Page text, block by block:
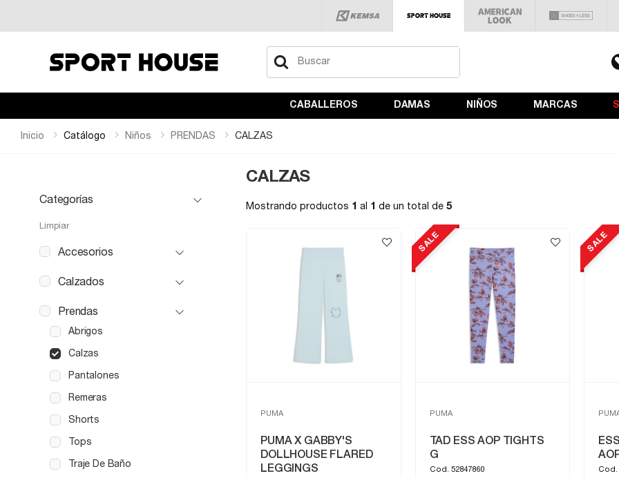
Buscar
CABALLEROS DAMAS NIÑOS MARCAS
Inicio Catálogo Niños PRENDAS CALZAS
CALZAS
Mostrando productos 1 al 1 de un total de 5
PUMA
PUMA X GABBY'S
DOLLHOUSE FLARED
LEGGINGS
SALE
PUMA
TAD ESS AOP TIGHTS
G
Cod. 52847860
SALE
Cod.
Categorías
Limpiar
Accesorios
Calzados
Prendas
Abrigos
Calzas
Pantalones
Remeras
Shorts
Tops
Traje De Baño